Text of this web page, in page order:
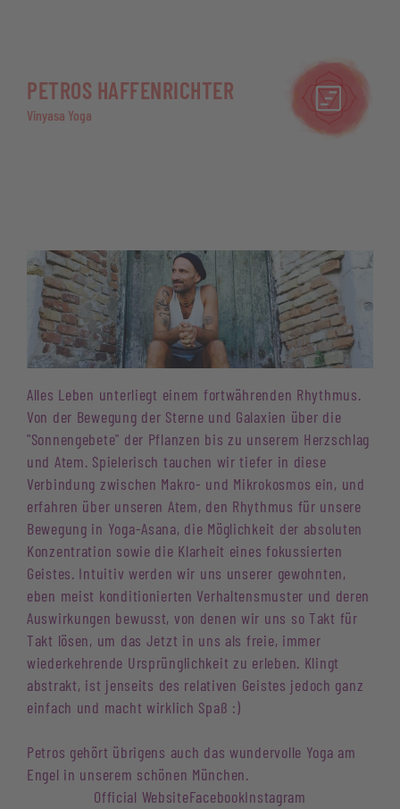
PETROS HAFFENRICHTER
Vinyasa Yoga
Alles Leben unterliegt einem fortwährenden Rhythmus.
Von der Bewegung der Sterne und Galaxien über die
"Sonnengebete" der Pflanzen bis zu unserem Herzschlag
und Atem. Spielerisch tauchen wir tiefer in diese
Verbindung zwischen Makro- und Mikrokosmos ein, und
erfahren über unseren Atem, den Rhythmus für unsere
Bewegung in Yoga-Asana, die Möglichkeit der absoluten
Konzentration sowie die Klarheit eines fokussierten
Geistes. Intuitiv werden wir uns unserer gewohnten,
eben meist konditionierten Verhaltensmuster und deren
Auswirkungen bewusst, von denen wir uns so Takt für
Takt lösen, um das Jetzt in uns als freie, immer
wiederkehrende Ursprünglichkeit zu erleben. Klingt
abstrakt, ist jenseits des relativen Geistes jedoch ganz
einfach und macht wirklich Spaß :)
Petros gehört übrigens auch das wundervolle Yoga am
Engel in unserem schönen München.
Official WebsiteFacebookInstagram